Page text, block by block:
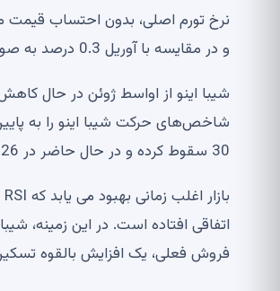
و در مقایسه با آوریل 0.3 درصد به صورت ماهانه افزایش یافت.
30 سقوط کرده و در حال حاضر در 26 است.
اتفاقی افتاده است. در این زمینه،
فروش فعلی، یک افزایش بالقوه